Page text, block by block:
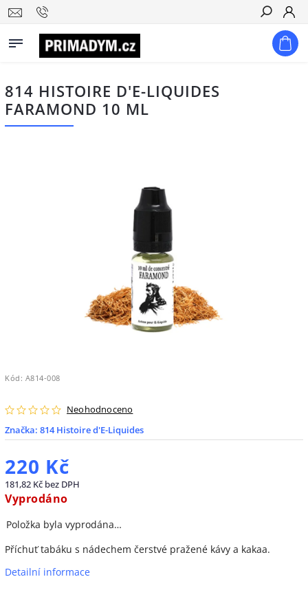
Hledat
814 HISTOIRE D'E-LIQUIDES
FARAMOND 10 ML
Kód: A814-008
Neohodnoceno
Značka: 814 Histoire d'E-Liquides
220 Kč
181,82 Kč bez DPH
Vyprodáno
Položka byla vyprodána…
Příchuť tabáku s nádechem čerstvé pražené kávy a kakaa.
Detailní informace